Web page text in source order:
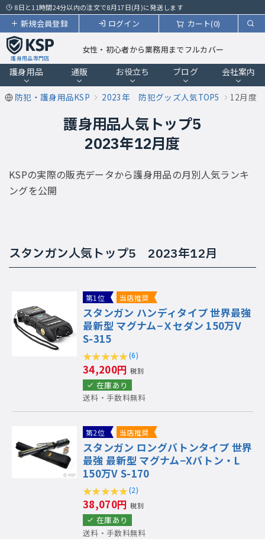
8日と11時間24分以内の注文で8月17日(月)に発送します
カート(0)
ログイン
新規会員登録
護身用品専門店
女性・初心者から業務用までフルカバー
護身用品 通販 お役立ち ブログ 会社案内
防犯・護身用品KSP 2023年 防犯グッズ人気TOP5 12月度
護身用品人気トップ5
2023年12月度
KSPの実際の販売データから護身用品の月別人気ランキ
ングを公開
スタンガン人気トップ5 2023年12月
第1位 当店推奨
スタンガン ハンディタイプ 世界最強
最新型 マグナム−Ｘセダン 150万V
S-315
(6)
34,200円 税別
在庫あり
送料・手数料無料
第2位 当店推奨
スタンガン ロングバトンタイプ 世界
最強 最新型 マグナム−Xバトン・L
150万V S-170
(2)
38,070円 税別
在庫あり
送料・手数料無料